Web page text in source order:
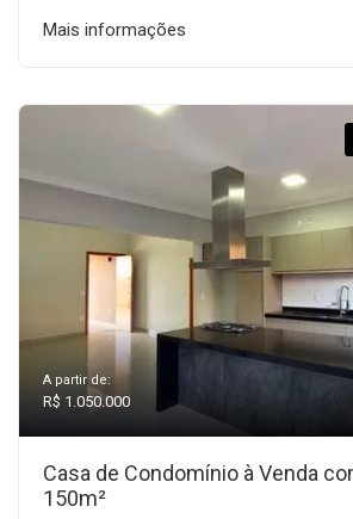
Mais informações
A partir de:
R$ 1.050.000
Casa de Condomínio à Venda
150m²